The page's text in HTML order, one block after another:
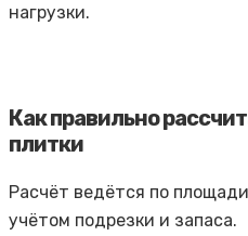
нагрузки.
Как правильно
плитки
Расчёт ведётся по
учётом подрезки и запаса.